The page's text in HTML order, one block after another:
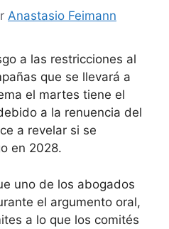
Anastasio Feimann
a las restricciones al
que se llevará a
el martes tiene el
a la renuencia del
a revelar si se
en 2028.
uno de los abogados
el argumento oral,
a lo que los comités